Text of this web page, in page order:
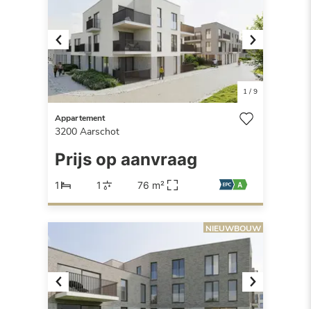
Previous Next
1/ 9
Appartement
3200 Aarschot
Prijs op aanvraag
1 1 76 m²
Previous Next
NIEUWBOUW